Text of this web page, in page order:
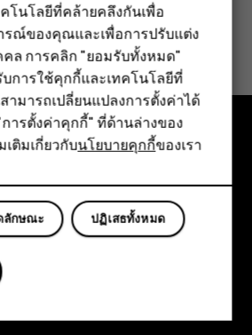
ม
กับคุณหรือไม่
โนโลยีที่คล้ายคลึงกันเพื่อ
รณ์ของคุณและเพื่อการปรับแต่ง
ล การคลิก "ยอมรับทั้งหมด"
การใช้คุกกี้และเทคโนโลยีที่
มารถเปลี่ยนแปลงการตั้งค่าได้
ารตั้งค่าคุกกี้" ที่ด้านล่างของ
เติมเกี่ยวกับนโยบายคุกกี้ของเรา
ปฏิเสธทั้งหมด
ลักษณะ